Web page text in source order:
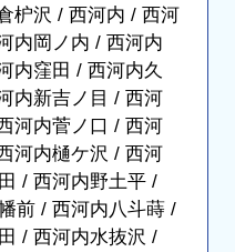
枦沢 / 西河内 / 西河
内岡ノ内 / 西河内
内窪田 / 西河内久
内新吉ノ目 / 西河
河内菅ノ口 / 西河
河内樋ケ沢 / 西河
/ 西河内野土平 /
前 / 西河内八斗蒔 /
/ 西河内水抜沢 /